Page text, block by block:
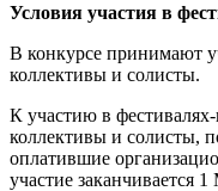
Условия участия в
В конкурсе принимают
коллективы и солисты.
К участию в
коллективы и солисты,
оплатившие
участие заканчивается